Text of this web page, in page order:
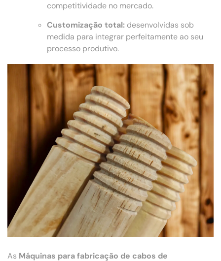
competitividade no mercado.
Customização total: desenvolvidas sob
medida para integrar perfeitamente ao seu
processo produtivo.
As Máquinas para fabricação de cabos de